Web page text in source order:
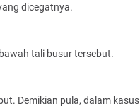
dicegatnya.
tali busur tersebut.
Demikian pula, dalam kasus